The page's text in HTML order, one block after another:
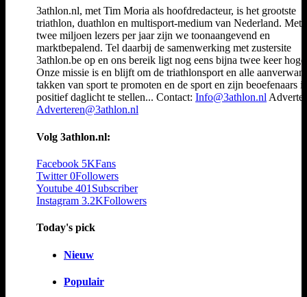
3athlon.nl, met Tim Moria als hoofdredacteur, is het grootste
triathlon, duathlon en multisport-medium van Nederland. Met
twee miljoen lezers per jaar zijn we toonaangevend en
marktbepalend. Tel daarbij de samenwerking met zustersite
3athlon.be op en ons bereik ligt nog eens bijna twee keer
Onze missie is en blijft om de triathlonsport en alle
takken van sport te promoten en de sport en zijn beoefenaars
positief daglicht te stellen... Contact: Info@3athlon.nl
Adverteren@3athlon.nl
Volg 3athlon.nl:
Facebook 5KFans
Twitter 0Followers
Youtube 401 Subscriber
Instagram 3.2KFollowers
Today's pick
Nieuw
Populair